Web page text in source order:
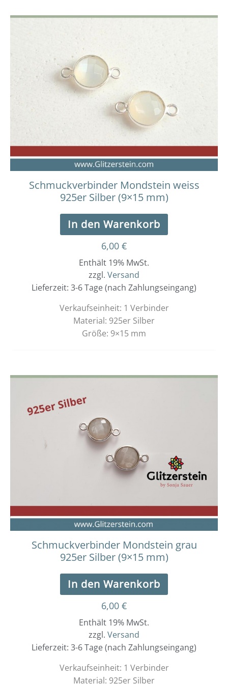
Schmuckverbinder Mondstein weiss
925er Silber (9×15 mm)
In den Warenkorb
6,00 €
Enthält 19% MwSt.
zzgl. Versand
Lieferzeit: 3-6 Tage (nach Zahlungseingang)
Verkaufseinheit: 1 Verbinder
Material: 925er Silber
Größe: 9×15 mm
Schmuckverbinder Mondstein grau
925er Silber (9×15 mm)
In den Warenkorb
6,00 €
Enthält 19% MwSt.
zzgl. Versand
Lieferzeit: 3-6 Tage (nach Zahlungseingang)
Verkaufseinheit: 1 Verbinder
Material: 925er Silber